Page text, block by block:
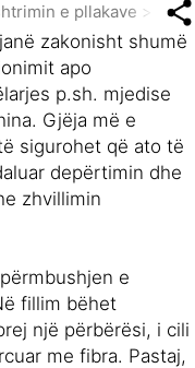
e pllakave
zakonisht shumë
apo
p.sh. mjedise
Gjëja më e
sigurohet që ato të
depërtimin dhe
zhvillimin
e
fillim bëhet
një përbërësi, i cili
me fibra. Pastaj,